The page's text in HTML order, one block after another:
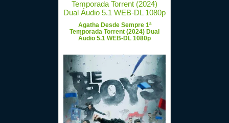
Agatha Desde Sempre 1ª
Temporada Torrent (2024) Dual
Áudio 5.1 WEB-DL 1080p